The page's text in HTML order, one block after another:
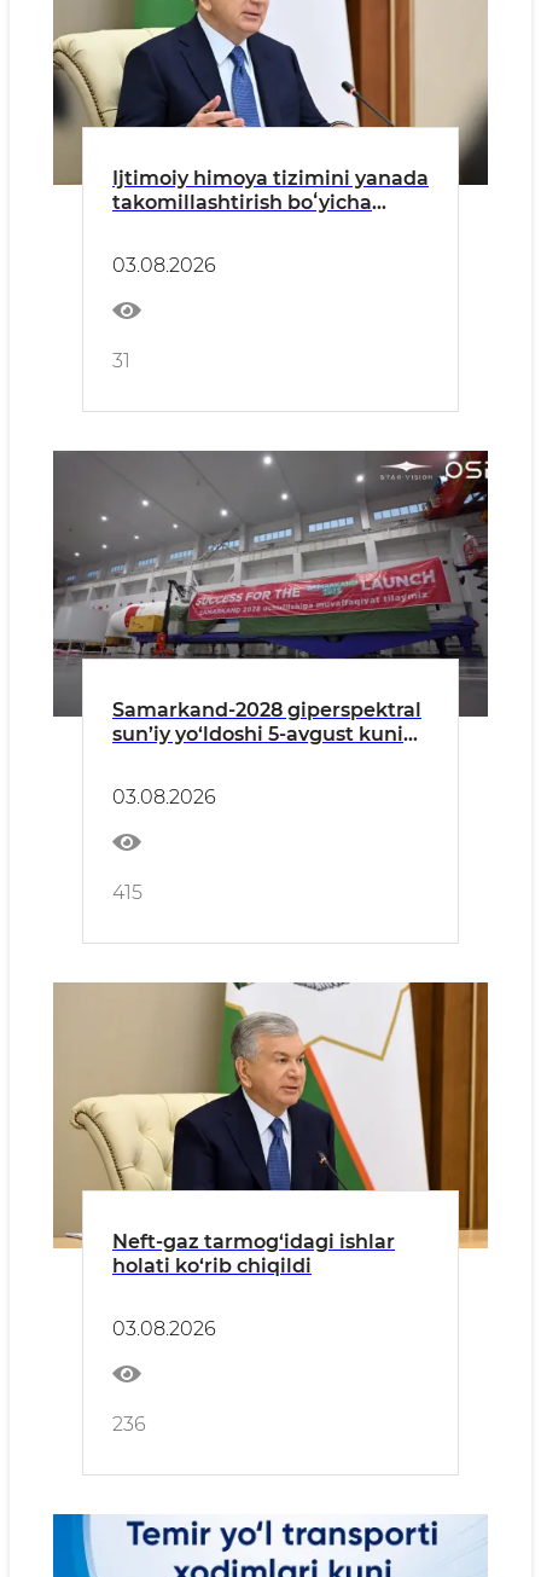
Ijtimoiy himoya tizimini yanada
takomillashtirish boʻyicha
03.08.2026
31
Samarkand-2028 giperspektral
sun’iy yo‘ldoshi 5-avgust kuni
03.08.2026
415
Neft-gaz tarmog‘idagi ishlar
holati ko‘rib chiqildi
03.08.2026
236